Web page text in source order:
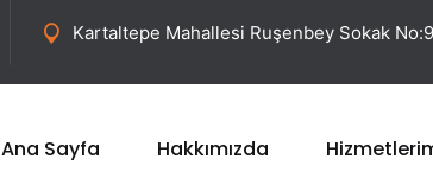
Kartaltepe Mahallesi Ruşenbey Sokak
Ana Sayfa Hakkımızda